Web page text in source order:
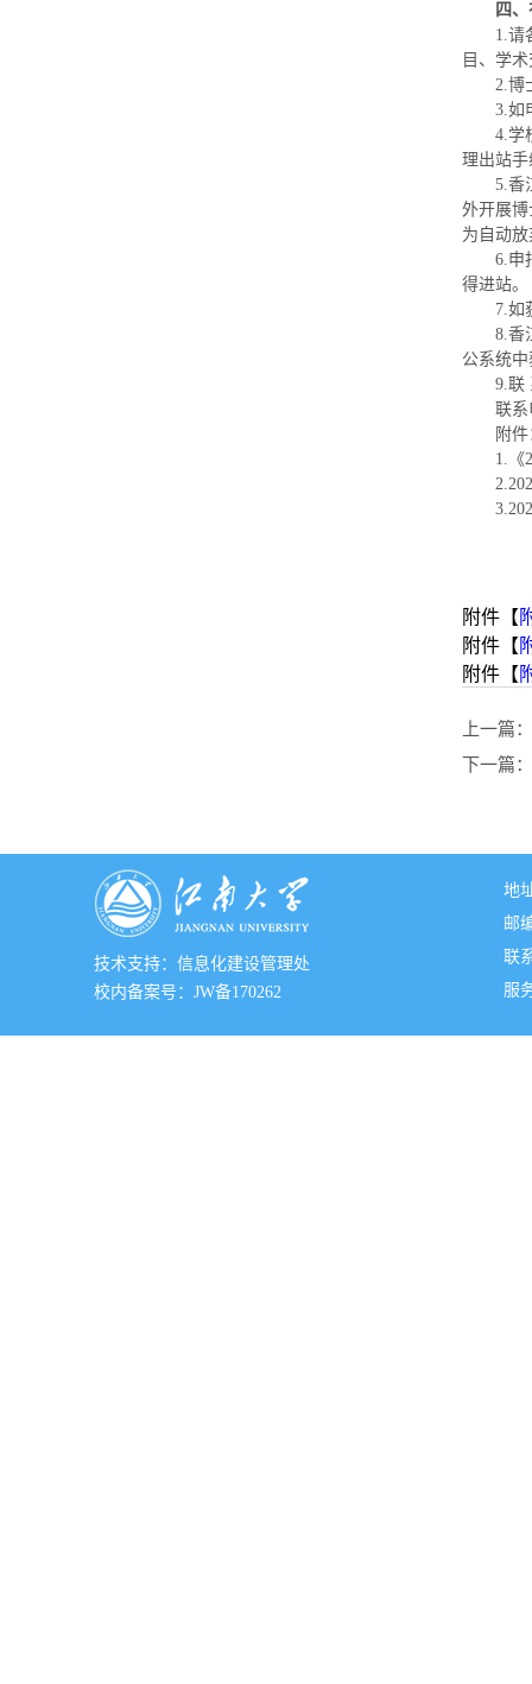
四
1.请
目、学
2.博
3.如
4.学
理出站手
5.香
外开展
为自动放
6.申
得进站。
7.如
8.香
公系统
9.联
联系
附件
1.《
附件【
附件【
附件【
上一篇：
下一篇：
技术支持：信息化建设管理处
校内备案号：JW备170262
地
邮
联
服